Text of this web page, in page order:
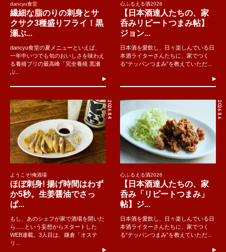
dancyu食堂
繊細な脂のりの刺身とサ
クサク3種盛りフライ！黒
瀬ぶ...
dancyu食堂の夏メニューといえば、
一年中いつでも旬のおいしさを味わえ
る養殖ブリの最高峰「完全養殖 黒瀬
ぶ..
心ふるえる酒2026
【日本酒達人たちの、家
呑みリピートつまみ帖】
ジョン...
日本酒を愛飲し、日々楽しんでいる日
本酒ライターさんたちに、家でつく
る“テッパンつまみ”を教えていただ...
2026.8.4
ようこそ!俺酒場
ほぼ刺身! 揚げ時間はわず
か5秒。生姜醤油でさっ
ぱ...
もし、あのシェフが家で酒場を開いた
ら......という妄想からスタートした
WEB連載。3人目は、鎌倉「オステ
リ...
2026.8.6
心ふるえる酒2026
【日本酒達人たちの、家
呑み「リピートつまみ」
帖】ジ...
日本酒を愛飲し、日々楽しんでいる日
本酒ライターさんたちに、家でつく
る“テッパンつまみ”を教えていただ...